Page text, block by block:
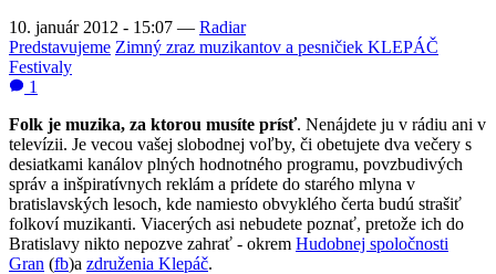
10. január 2012 - 15:07 — Radiar
Predstavujeme Zimný zraz muzikantov a pesničiek KLEPÁČ
Festivaly
1
Folk je muzika, za ktorou musíte prísť. Nenájdete ju v rádiu ani v
televízii. Je vecou vašej slobodnej voľby, či obetujete dva večery s
desiatkami kanálov plných hodnotného programu, povzbudivých
správ a inšpiratívnych reklám a prídete do starého mlyna v
bratislavských lesoch, kde namiesto obvyklého čerta budú strašiť
folkoví muzikanti. Viacerých asi nebudete poznať, pretože ich do
Bratislavy nikto nepozve zahrať - okrem Hudobnej spoločnosti
Gran (fb)a združenia Klepáč.